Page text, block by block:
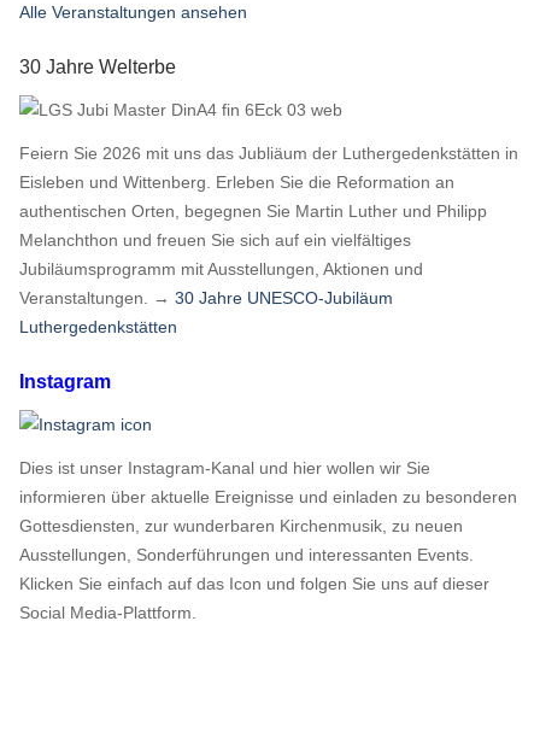
Alle Veranstaltungen ansehen
30 Jahre Welterbe
Feiern Sie 2026 mit uns das Jubliäum der Luthergedenkstätten in
Eisleben und Wittenberg. Erleben Sie die Reformation an
authentischen Orten, begegnen Sie Martin Luther und Philipp
Melanchthon und freuen Sie sich auf ein vielfältiges
Jubiläumsprogramm mit Ausstellungen, Aktionen und
Veranstaltungen. → 30 Jahre UNESCO-Jubiläum
Luthergedenkstätten
Instagram
Dies ist unser Instagram-Kanal und hier wollen wir Sie
informieren über aktuelle Ereignisse und einladen zu besonderen
Gottesdiensten, zur wunderbaren Kirchenmusik, zu neuen
Ausstellungen, Sonderführungen und interessanten Events.
Klicken Sie einfach auf das Icon und folgen Sie uns auf dieser
Social Media-Plattform.